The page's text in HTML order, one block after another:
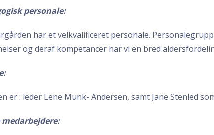
personale:
har et velkvalificeret personale.
og deraf kompetancer har vi en bred
er : leder Lene Munk- Andersen, samt Jane Stenled